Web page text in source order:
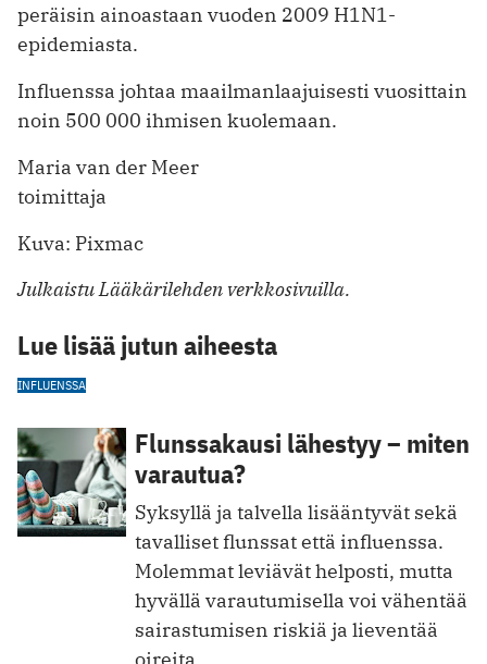
peräisin ainoastaan vuoden 2009 H1N1-
epidemiasta.
Influenssa johtaa maailmanlaajuisesti vuosittain
noin 500 000 ihmisen kuolemaan.
Maria van der Meer
toimittaja
Kuva: Pixmac
Julkaistu Lääkärilehden verkkosivuilla.
Lue lisää jutun aiheesta
INFLUENSSA
Flunssakausi lähestyy – miten
varautua?
Syksyllä ja talvella lisääntyvät sekä
tavalliset flunssat että influenssa.
Molemmat leviävät helposti, mutta
hyvällä varautumisella voi vähentää
sairastumisen riskiä ja lieventää